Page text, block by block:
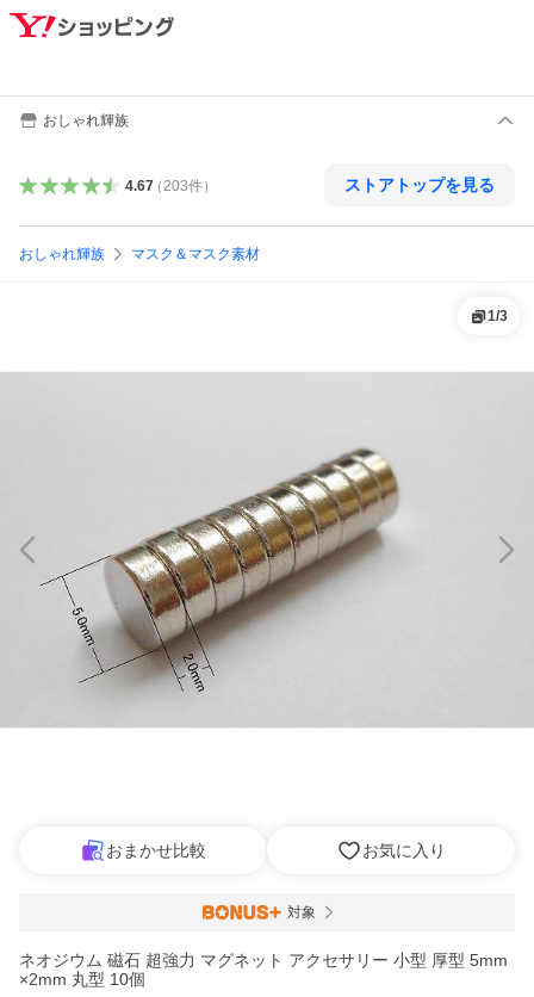
おしゃれ輝族
4.67（ 203件） ストアトップを見る
おしゃれ輝族 マスク＆マスク素材
1/3
おまかせ比較 お気に入り
対象
ネオジウム 磁石 超強力 マグネット アクセサリー 小型 厚型 5mm
×2mm 丸型 10個